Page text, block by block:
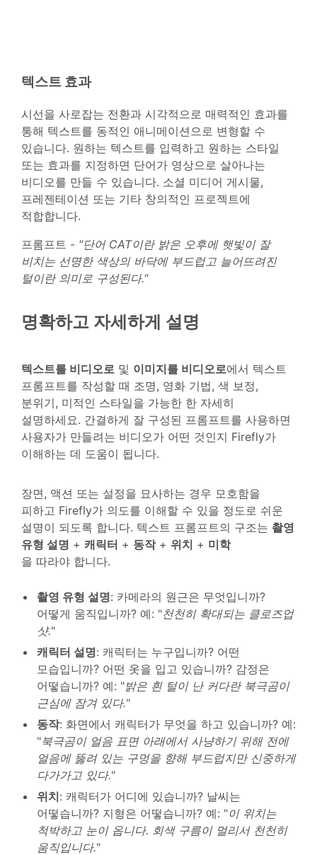
텍스트 효과
시선을 사로잡는 전환과 시각적으로 매력적인 효과를
통해 텍스트를 동적인 애니메이션으로 변형할 수
있습니다. 원하는 텍스트를 입력하고 원하는 스타일
또는 효과를 지정하면 단어가 영상으로 살아나는
비디오를 만들 수 있습니다. 소셜 미디어 게시물,
프레젠테이션 또는 기타 창의적인 프로젝트에
적합합니다.
프롬프트 - "단어 CAT이란 밝은 오후에 햇빛이 잘
비치는 선명한 색상의 바닥에 부드럽고 늘어뜨려진
털이란 의미로 구성된다."
명확하고 자세하게 설명
텍스트를 비디오로 및 이미지를 비디오로에서 텍스트
프롬프트를 작성할 때 조명, 영화 기법, 색 보정,
분위기, 미적인 스타일을 가능한 한 자세히
설명하세요. 간결하게 잘 구성된 프롬프트를 사용하면
사용자가 만들려는 비디오가 어떤 것인지 Firefly가
이해하는 데 도움이 됩니다.
장면, 액션 또는 설정을 묘사하는 경우 모호함을
피하고 Firefly가 의도를 이해할 수 있을 정도로 쉬운
설명이 되도록 합니다. 텍스트 프롬프트의 구조는 촬영
유형 설명 + 캐릭터 + 동작+ 위치 + 미학
을 따라야 합니다.
촬영 유형 설명: 카메라의 원근은 무엇입니까?
어떻게 움직입니까? 예: "천천히 확대되는 클로즈업
샷."
캐릭터 설명: 캐릭터는 누구입니까? 어떤
모습입니까? 어떤 옷을 입고 있습니까? 감정은
어떻습니까? 예: "밝은 흰 털이 난 커다란 북극곰이
근심에 잠겨 있다."
동작: 화면에서 캐릭터가 무엇을 하고 있습니까? 예:
"북극곰이 얼음 표면 아래에서 사냥하기 위해 전에
얼음에 뚫려 있는 구멍을 향해 부드럽지만 신중하게
다가가고 있다."
위치: 캐릭터가 어디에 있습니까? 날씨는
어떻습니까? 지형은 어떻습니까? 예: "이 위치는
척박하고 눈이 옵니다. 회색 구름이 멀리서 천천히
움직입니다."